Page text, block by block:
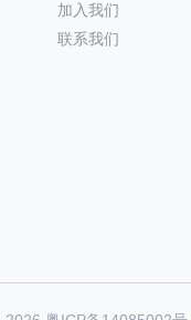
加入我们
联系我们